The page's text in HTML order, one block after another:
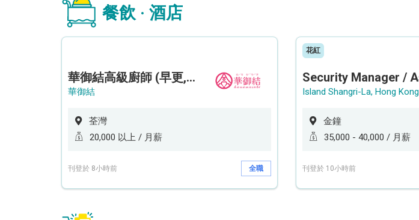
餐飲 · 酒店
華御結高級廚師 (早更,中央廚房)*底薪可達20k* (5天工作週)
華御結
荃灣
20,000 以上 / 月薪
刊登於 8小時前 全職
花紅
Island Shangri-La, Hong Kong
金鐘
35,000 - 40,000 / 月薪
刊登於 10小時前